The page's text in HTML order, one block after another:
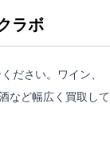
ラボ
ださい。ワイン、
など幅広く買取して